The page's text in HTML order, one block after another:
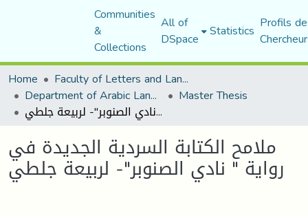
Communities
&
Collections
All of
DSpace Statistics Profils
Home
Faculty of Letters and Languages
Department of Arabic Language and Literature Master Thesis
ملامح الكتابة السردية الجديدة في رواية " نادي الصنوبر"- لربيعة جلطي
ملامح الكتابة السردية الجديدة في
رواية " نادي الصنوبر"- لربيعة جلطي